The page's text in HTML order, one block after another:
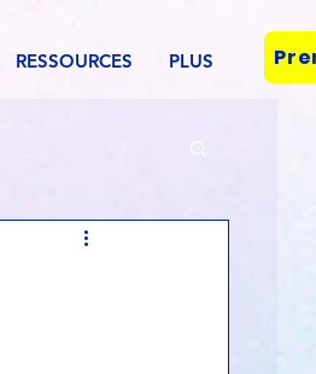
RESSOURCES PLUS